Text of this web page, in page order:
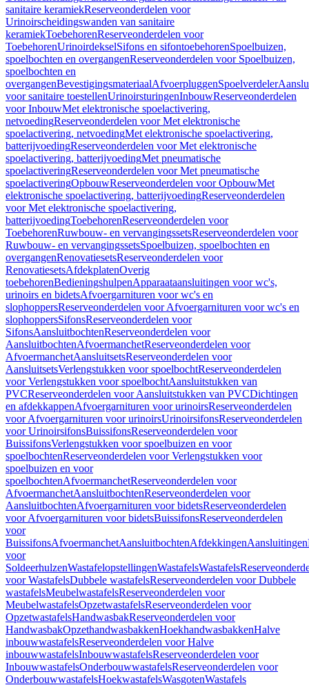
sanitaire keramiekReserveonderdelen voor
Urinoirscheidingswanden van sanitaire
keramiekToebehorenReserveonderdelen voor
ToebehorenUrinoirdekselSifons en sifontoebehorenSpoelbuizen,
spoelbochten en overgangenReserveonderdelen voor Spoelbuizen,
spoelbochten en
overgangenBevestigingsmateriaalAfvoerpluggenSpoelverdeler
voor sanitaire toestellenUrinoirsturingenInbouwReserveonderdelen
voor InbouwMet elektronische spoelactivering,
netvoedingReserveonderdelen voor Met elektronische
spoelactivering, netvoedingMet elektronische spoelactivering,
batterijvoedingReserveonderdelen voor Met elektronische
spoelactivering, batterijvoedingMet pneumatische
spoelactiveringReserveonderdelen voor Met pneumatische
spoelactiveringOpbouwReserveonderdelen voor OpbouwMet
elektronische spoelactivering, batterijvoedingReserveonderdelen
voor Met elektronische spoelactivering,
batterijvoedingToebehorenReserveonderdelen voor
ToebehorenRuwbouw- en vervangingssetsReserveonderdelen voor
Ruwbouw- en vervangingssetsSpoelbuizen, spoelbochten en
overgangenRenovatiesetsReserveonderdelen voor
RenovatiesetsAfdekplatenOverig
toebehorenBedieningshulpenApparaataansluitingen voor wc's,
urinoirs en bidetsAfvoergarnituren voor wc's en
slophoppersReserveonderdelen voor Afvoergarnituren voor wc's en
slophoppersSifonsReserveonderdelen voor
SifonsAansluitbochtenReserveonderdelen voor
AansluitbochtenAfvoermanchetReserveonderdelen voor
AfvoermanchetAansluitsetsReserveonderdelen voor
AansluitsetsVerlengstukken voor spoelbochtReserveonderdelen
voor Verlengstukken voor spoelbochtAansluitstukken van
PVCReserveonderdelen voor Aansluitstukken van PVCDichtingen
en afdekkappenAfvoergarnituren voor urinoirsReserveonderdelen
voor Afvoergarnituren voor urinoirsUrinoirsifonsReserveonderdelen
voor UrinoirsifonsBuissifonsReserveonderdelen voor
BuissifonsVerlengstukken voor spoelbuizen en voor
spoelbochtenReserveonderdelen voor Verlengstukken voor
spoelbuizen en voor
spoelbochtenAfvoermanchetReserveonderdelen voor
AfvoermanchetAansluitbochtenReserveonderdelen voor
AansluitbochtenAfvoergarnituren voor bidetsReserveonderdelen
voor Afvoergarnituren voor bidetsBuissifonsReserveonderdelen
voor
BuissifonsAfvoermanchetAansluitbochtenAfdekkingenAansluitingen
voor
SoldeerhulzenWastafelopstellingenWastafelsWastafels
voor WastafelsDubbele wastafelsReserveonderdelen voor Dubbele
wastafelsMeubelwastafelsReserveonderdelen voor
MeubelwastafelsOpzetwastafelsReserveonderdelen voor
OpzetwastafelsHandwasbakReserveonderdelen voor
HandwasbakOpzethandwasbakkenHoekhandwasbakkenHalve
inbouwwastafelsReserveonderdelen voor Halve
inbouwwastafelsInbouwwastafelsReserveonderdelen voor
InbouwwastafelsOnderbouwwastafelsReserveonderdelen voor
OnderbouwwastafelsHoekwastafelsWasgotenWastafels